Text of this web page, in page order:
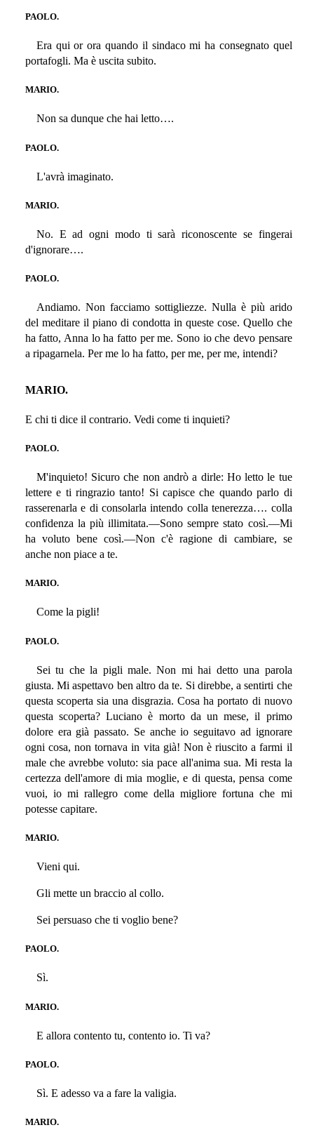
PAOLO.
Era qui or ora quando il sindaco mi ha consegnato quel
portafogli. Ma è uscita subito.
MARIO.
Non sa dunque che hai letto….
PAOLO.
L'avrà imaginato.
MARIO.
No. E ad ogni modo ti sarà riconoscente se fingerai
d'ignorare….
PAOLO.
Andiamo. Non facciamo sottigliezze. Nulla è più arido
del meditare il piano di condotta in queste cose. Quello che
ha fatto, Anna lo ha fatto per me. Sono io che devo pensare
a ripagarnela. Per me lo ha fatto, per me, per me, intendi?
MARIO.
E chi ti dice il contrario. Vedi come ti inquieti?
PAOLO.
M'inquieto! Sicuro che non andrò a dirle: Ho letto le tue
lettere e ti ringrazio tanto! Si capisce che quando parlo di
rasserenarla e di consolarla intendo colla tenerezza…. colla
confidenza la più illimitata.—Sono sempre stato così.—Mi
ha voluto bene così.—Non c'è ragione di cambiare, se
anche non piace a te.
MARIO.
Come la pigli!
PAOLO.
Sei tu che la pigli male. Non mi hai detto una parola
giusta. Mi aspettavo ben altro da te. Si direbbe, a sentirti che
questa scoperta sia una disgrazia. Cosa ha portato di nuovo
questa scoperta? Luciano è morto da un mese, il primo
dolore era già passato. Se anche io seguitavo ad ignorare
ogni cosa, non tornava in vita già! Non è riuscito a farmi il
male che avrebbe voluto: sia pace all'anima sua. Mi resta la
certezza dell'amore di mia moglie, e di questa, pensa come
vuoi, io mi rallegro come della migliore fortuna che mi
potesse capitare.
MARIO.
Vieni qui.
Gli mette un braccio al collo.
Sei persuaso che ti voglio bene?
PAOLO.
Sì.
MARIO.
E allora contento tu, contento io. Ti va?
PAOLO.
Sì. E adesso va a fare la valigia.
MARIO.